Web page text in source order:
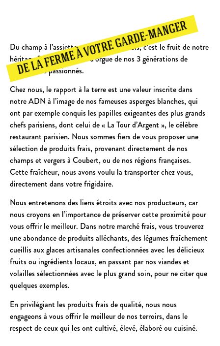
DE LA FERME À VOTRE GARDE-MANGER
Du champ à l’assiette ; notre marché frais, c’est le fruit de notre
héritage familial, le point d’orgue de nos 3 générations de
cultivateurs passionnés.
Chez nous, le rapport à la terre est une valeur inscrite dans
notre ADN à l’image de nos fameuses asperges blanches, qui
ont par exemple conquis les papilles exigeantes des plus grands
chefs parisiens, dont celui de « La Tour d’Argent », le célèbre
restaurant parisien. Nous sommes fiers de vous proposer une
sélection de produits frais, provenant directement de nos
champs et vergers à Coubert, ou de nos régions françaises.
Cette fraîcheur, nous avons voulu la transporter chez vous,
directement dans votre frigidaire.
Nous entretenons des liens étroits avec nos producteurs, car
nous croyons en l’importance de préserver cette proximité pour
vous offrir le meilleur. Dans notre marché frais, vous trouverez
une abondance de produits alléchants, des légumes fraîchement
cueillis aux glaces artisanales confectionnées avec les délicieux
fruits ou ingrédients locaux, en passant par nos viandes et
volailles sélectionnées avec le plus grand soin, pour ne citer que
quelques exemples.
En privilégiant les produits frais de qualité, nous nous
engageons à vous offrir le meilleur de nos terroirs, dans le
respect de ceux qui les ont cultivé, élevé, élaboré ou cuisiné.